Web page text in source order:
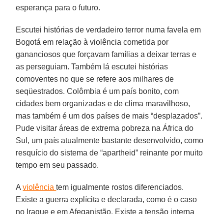
esperança para o futuro.
Escutei histórias de verdadeiro terror numa favela em
Bogotá em relação à violência cometida por
gananciosos que forçavam famílias a deixar terras e
as perseguiam. Também lá escutei histórias
comoventes no que se refere aos milhares de
seqüestrados. Colômbia é um país bonito, com
cidades bem organizadas e de clima maravilhoso,
mas também é um dos países de mais “desplazados”.
Pude visitar áreas de extrema pobreza na África do
Sul, um país atualmente bastante desenvolvido, como
resquício do sistema de “apartheid” reinante por muito
tempo em seu passado.
Aviolênciatem igualmente rostos diferenciados.
Existe a guerra explícita e declarada, como é o caso
no Iraque e em Afeganistão. Existe a tensão interna